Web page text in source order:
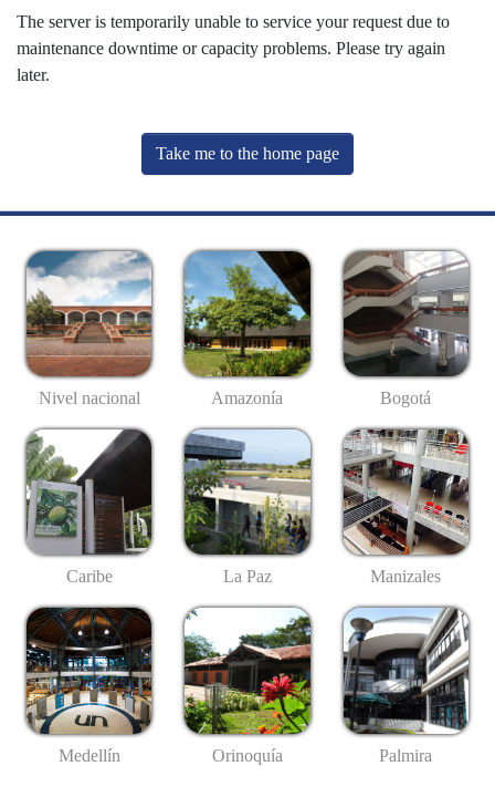
The server is temporarily unable to service your request due to
maintenance downtime or capacity problems. Please try again
later.
Take me to the home page
Nivel nacional Amazonía Bogotá
Caribe La Paz Manizales
Medellín Orinoquía Palmira